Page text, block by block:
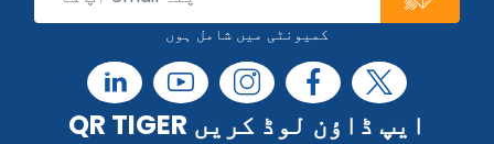
کمیونٹی میں شامل ہوں
QR TIGER ایپ ڈاؤن لوڈ کریں